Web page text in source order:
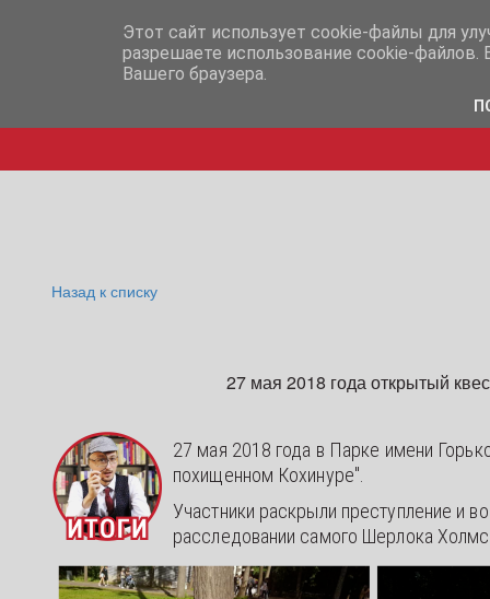
info@iq365.ru +7-
Назад к списку
27 мая 2018 года открытый
27 мая 2018 года в Парке имени
похищенном Кохинуре".
Участники раскрыли преступление и
расследовании самого Шерлока
Этот сайт использует cookie-файлы для
разрешаете использование cookie-
Вашего браузера.